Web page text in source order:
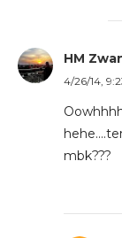
HM
4/26/14,
mbk???